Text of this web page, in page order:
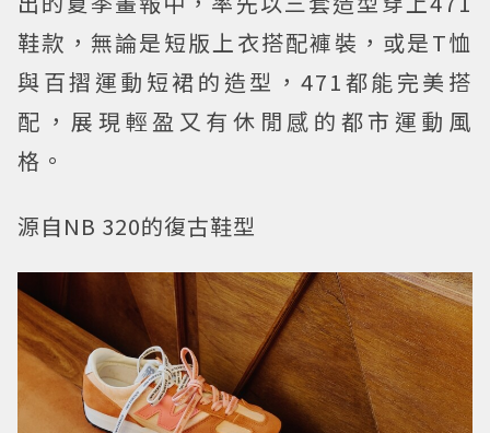
鞋款，無論是短版上衣搭配褲裝，或是T恤
與百摺運動短裙的造型，471都能完美搭
配，展現輕盈又有休閒感的都市運動風
格。
源自NB 320的復古鞋型